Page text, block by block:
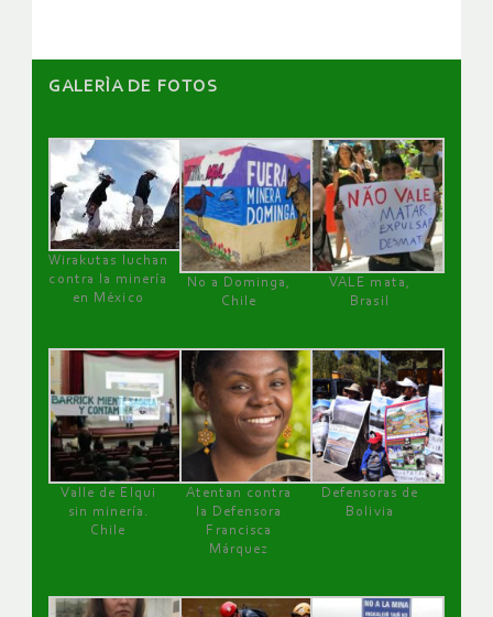
GALERÌA DE FOTOS
Wirakutas luchan
contra la minería
en México
No a Dominga,
Chile
VALE mata,
Brasil
Valle de Elqui
sin minería.
Chile
Atentan contra
la Defensora
Francisca
Márquez
Defensoras de
Bolivia